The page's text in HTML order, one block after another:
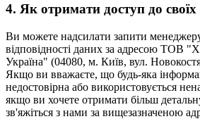
4. Як отримати доступ до
Ви можете надсилати запити
відповідності даних за адресою ТОВ
Україна" (04080, м. Київ, вул.
Якщо ви вважаєте, що будь-яка
недостовірна або використовується
якщо ви хочете отримати більш
зв'яжіться з нами за вищезазначеною